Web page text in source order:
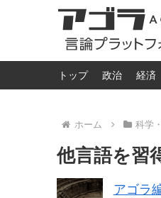
トップ 政治 経済
ホーム 科学
他言語を習
アゴラ